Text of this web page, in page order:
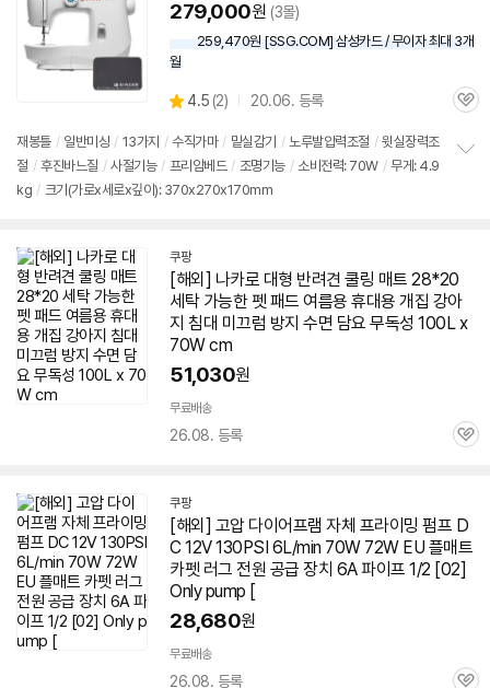
279,000원 (3몰)
259,470원 [SSG.COM] 삼성카드 / 무이자 최대 3개
월
별
점
4.5 (상
리
뷰
2) 20.06. 등록
관
재봉틀 / 일반미싱 / 13가지 / 수직가마 / 밑실감기 / 노루발압력조절 / 윗실장력조
절 / 후진바느질 / 사절기능 / 프리암베드 / 조명기능 / 소비전력: 70W / 무게: 4.9
kg / 크기(가로x세로x깊이): 370x270x170mm
쿠팡
[해외] 나카로 대형 반려견 쿨링 매트 28*20
세탁 가능한 펫 패드 여름용 휴대용 개집 강아
지 침대 미끄럼 방지 수면 담요 무독성 100L x
70Wcm
51,030원
무료배송
26.08. 등록
관
쿠팡
[해외] 고압 다이어프램 자체 프라이밍 펌프 D
C 12V 130PSI 6L/min 70W72W EU 플매트
카펫 러그 전원 공급 장치 6A 파이프 1/2 [02]
Only pump [
28,680원
무료배송
26.08. 등록